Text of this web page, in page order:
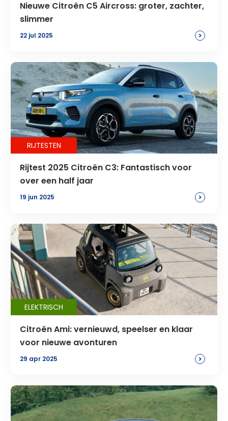
Nieuwe Citroën C5 Aircross: groter, zachter,
slimmer
22 jul 2025 >
RIJTESTEN
Rijtest 2025 Citroën C3: Fantastisch voor
over een half jaar
19 jun 2025 >
ELEKTRISCH
Citroën Ami: vernieuwd, speelser en klaar
voor nieuwe avonturen
29 apr 2025 >